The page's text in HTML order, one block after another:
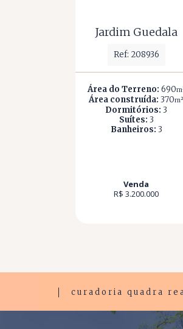
Jardim Guedala
Ref: 208936
Área do Terreno: 690
Área construída: 370m²
Dormitórios: 3
Suítes: 3
Banheiros: 3
Venda
R$ 3.200.000
curadoria quadra